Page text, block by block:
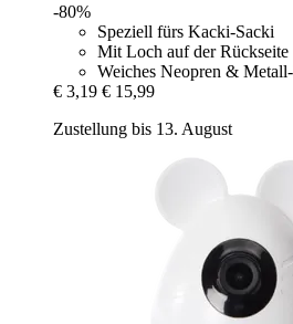
-80%
Speziell fürs Kacki-Sacki
Mit Loch auf der Rückseite
Weiches Neopren &
€ 3,19 € 15,99
Zustellung bis 13. August